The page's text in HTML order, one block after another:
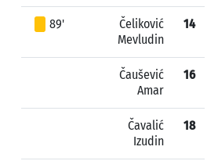
89'
Čeliković
Mevludin
14
Čaušević
Amar
16
Čavalić
Izudin
18